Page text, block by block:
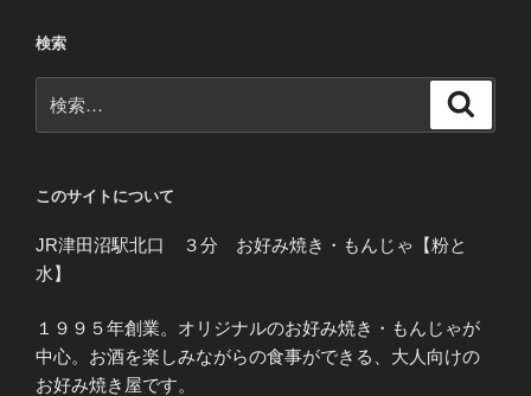
検索
索:
このサイトについて
JR津田沼駅北口 ３分 お好み焼き・もんじゃ【粉と
水】
１９９５年創業。オリジナルのお好み焼き・もんじゃが
中心。お酒を楽しみながらの食事ができる、大人向けの
お好み焼き屋です。